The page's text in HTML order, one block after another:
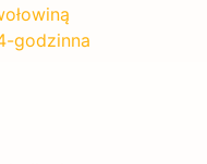
godzinna